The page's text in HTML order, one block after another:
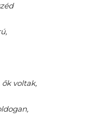
ők voltak,